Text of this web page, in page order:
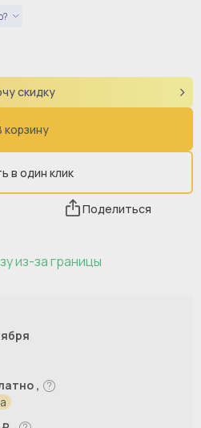
скидку
корзину
в один клик
Поделиться
из-за границы
,